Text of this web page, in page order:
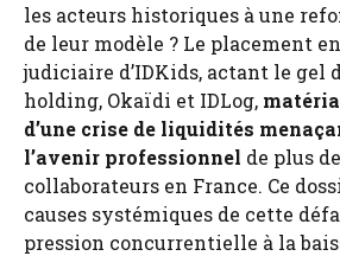
les acteurs historiques à une
de leur modèle ? Le placement
judiciaire d’IDKids, actant le gel
holding, Okaïdi et IDLog,
d’une crise de liquidités
l’avenir professionnel de plus
collaborateurs en France. Ce
causes systémiques de cette
pression concurrentielle à la